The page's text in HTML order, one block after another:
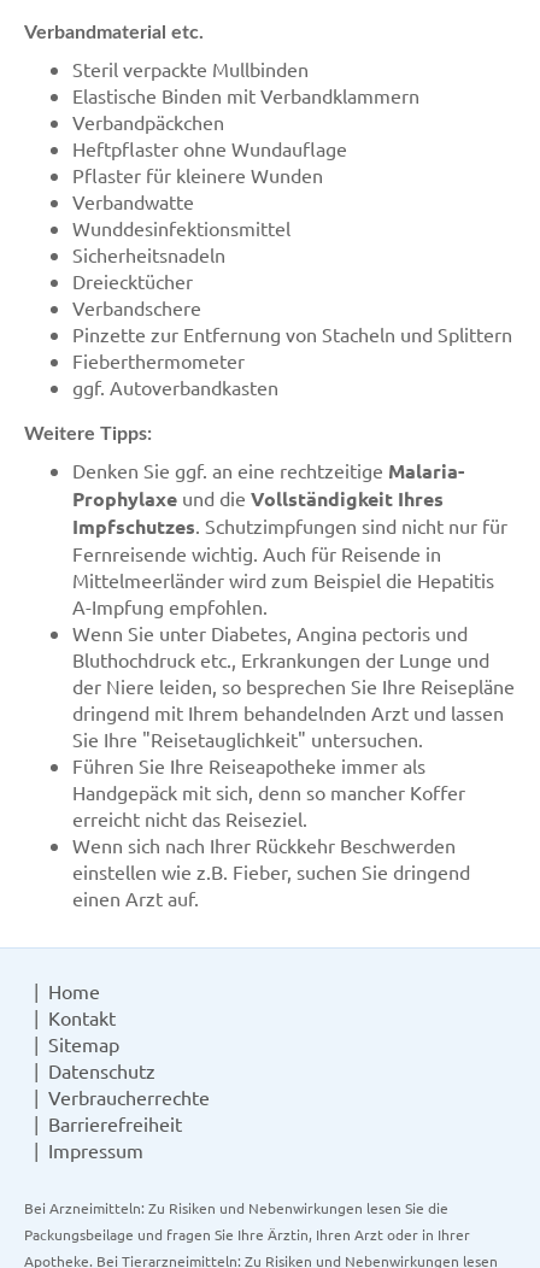
Verbandmaterial etc.
Steril verpackte Mullbinden
Elastische Binden mit Verbandklammern
Verbandpäckchen
Heftpflaster ohne Wundauflage
Pflaster für kleinere Wunden
Verbandwatte
Wunddesinfektionsmittel
Sicherheitsnadeln
Dreiecktücher
Verbandschere
Pinzette zur Entfernung von Stacheln und Splittern
Fieberthermometer
ggf. Autoverbandkasten
Weitere Tipps:
Denken Sie ggf. an eine rechtzeitige Malaria-
Prophylaxe und die Vollständigkeit Ihres
Impfschutzes. Schutzimpfungen sind nicht nur für
Fernreisende wichtig. Auch für Reisende in
Mittelmeerländer wird zum Beispiel die Hepatitis
A-Impfung empfohlen.
Wenn Sie unter Diabetes, Angina pectoris und
Bluthochdruck etc., Erkrankungen der Lunge und
der Niere leiden, so besprechen Sie Ihre Reisepläne
dringend mit Ihrem behandelnden Arzt und lassen
Sie Ihre "Reisetauglichkeit" untersuchen.
Führen Sie Ihre Reiseapotheke immer als
Handgepäck mit sich, denn so mancher Koffer
erreicht nicht das Reiseziel.
Wenn sich nach Ihrer Rückkehr Beschwerden
einstellen wie z.B. Fieber, suchen Sie dringend
einen Arzt auf.
Home
Kontakt
Sitemap
Datenschutz
Verbraucherrechte
Barrierefreiheit
Impressum
Bei Arzneimitteln: Zu Risiken und Nebenwirkungen lesen Sie die
Packungsbeilage und fragen Sie Ihre Ärztin, Ihren Arzt oder in Ihrer
Apotheke. Bei Tierarzneimitteln: Zu Risiken und Nebenwirkungen lesen